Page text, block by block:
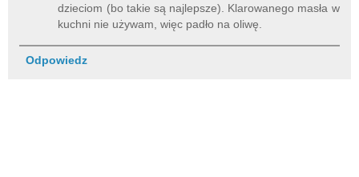
dzieciom (bo takie są najlepsze). Klarowanego masła w
kuchni nie używam, więc padło na oliwę.
Odpowiedz